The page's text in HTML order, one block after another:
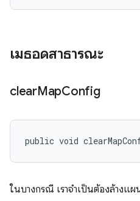
เมธอดสาธารณะ
clearMapConfig
public void
ในบางกรณี เราจำเป็นต้องล้างแ